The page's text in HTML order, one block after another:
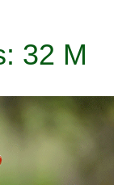
32 M